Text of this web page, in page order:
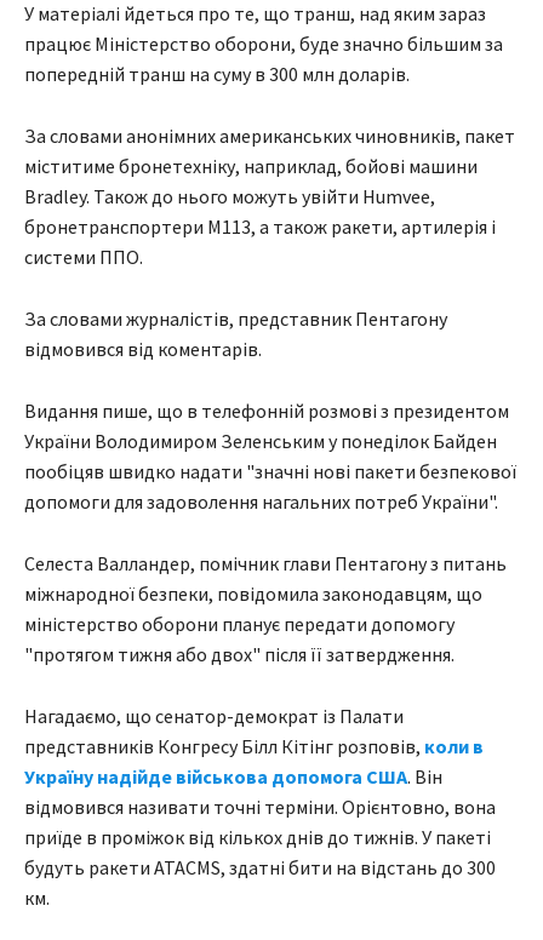
У матеріалі йдеться про те, що транш, над яким зараз
працює Міністерство оборони, буде значно більшим за
попередній транш на суму в 300 млн доларів.
За словами анонімних американських чиновників, пакет
міститиме бронетехніку, наприклад, бойові машини
Bradley. Також до нього можуть увійти Humvee,
бронетранспортери M113, а також ракети, артилерія і
системи ППО.
За словами журналістів, представник Пентагону
відмовився від коментарів.
Видання пише, що в телефонній розмові з президентом
України Володимиром Зеленським у понеділок Байден
пообіцяв швидко надати "значні нові пакети безпекової
допомоги для задоволення нагальних потреб України".
Селеста Валландер, помічник глави Пентагону з питань
міжнародної безпеки, повідомила законодавцям, що
міністерство оборони планує передати допомогу
"протягом тижня або двох" після її затвердження.
Нагадаємо, що сенатор-демократ із Палати
представників Конгресу Білл Кітінг розповів, коли в
Україну надійде військова допомога США. Він
відмовився називати точні терміни. Орієнтовно, вона
приїде в проміжок від кількох днів до тижнів. У пакеті
будуть ракети ATACMS, здатні бити на відстань до 300
км.